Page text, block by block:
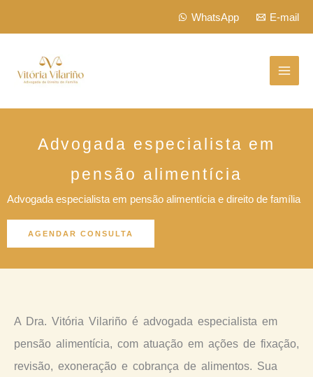
WhatsApp E-mail
Advogada especialista em
pensão alimentícia
Advogada especialista em pensão alimentícia e direito de família
AGENDAR CONSULTA
A Dra. Vitória Vilariño é advogada especialista em
pensão alimentícia, com atuação em ações de fixação,
revisão, exoneração e cobrança de alimentos. Sua